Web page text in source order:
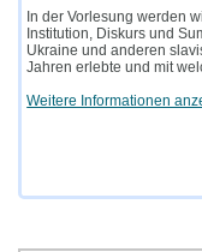
In der Vorlesung werden
Institution, Diskurs und
Ukraine und anderen
Jahren erlebte und mit
Weitere Informationen